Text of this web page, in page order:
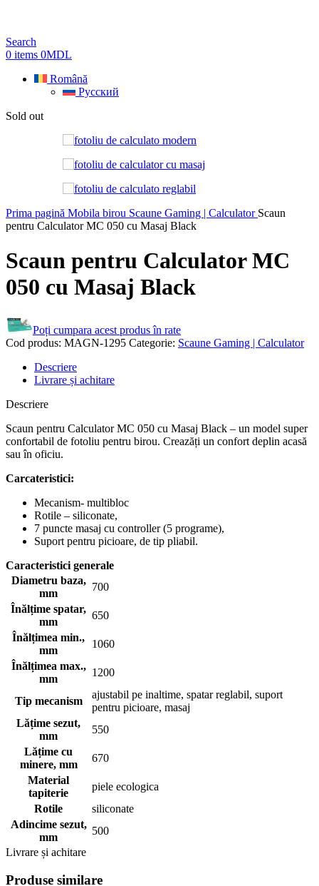
Search
0 items 0MDL
Română
Русский
Sold out
Prima pagină Mobila birou Scaune Gaming | Calculator Scaun
pentru Calculator MC 050 cu Masaj Black
Scaun pentru Calculator MC
050 cu Masaj Black
Poți cumpara acest produs în rate
Cod produs: MAGN-1295 Categorie: Scaune Gaming | Calculator
Descriere
Livrare și achitare
Descriere
Scaun pentru Calculator MC 050 cu Masaj Black – un model super
confortabil de fotoliu pentru birou. Creazăți un confort deplin acasă
sau în oficiu.
Carcateristici:
Mecanism- multibloc
Rotile – siliconate,
7 puncte masaj cu controller (5 programe),
Suport pentru picioare, de tip pliabil.
Caracteristici generale
Diametru baza,
mm
700
Înălțime spatar,
mm
650
Înălțimea min.,
mm
1060
Înălțimea max.,
mm
1200
Tip mecanism
ajustabil pe inaltime, spatar reglabil, suport
pentru picioare, masaj
Lățime sezut,
mm
550
Lățime cu
minere, mm
670
Material
tapiterie
piele ecologica
Rotile
siliconate
Adincime sezut,
mm
500
Livrare și achitare
Produse similare